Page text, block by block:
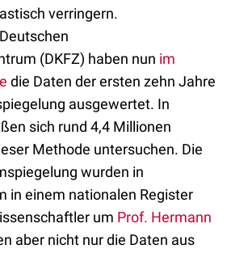
verringern.
(DKFZ) haben nun im
die Daten der ersten zehn Jahre
ausgewertet. In
sich rund 4,4 Millionen
Methode untersuchen. Die
wurden in
in einem nationalen Register
um Prof. Hermann
aber nicht nur die Daten aus